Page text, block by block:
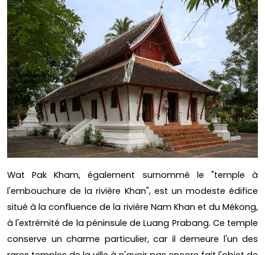
Wat Pak Kham, également surnommé le "temple à
l'embouchure de la rivière Khan", est un modeste édifice
situé à la confluence de la rivière Nam Khan et du Mékong,
à l'extrémité de la péninsule de Luang Prabang. Ce temple
conserve un charme particulier, car il demeure l'un des